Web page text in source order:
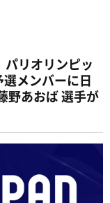
リオリンピッ
メンバーに日
野あおば 選手が